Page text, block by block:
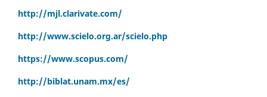
http://mjl.clarivate.com/
http://www.scielo.org.ar/scielo.php
https://www.scopus.com/
http://biblat.unam.mx/es/